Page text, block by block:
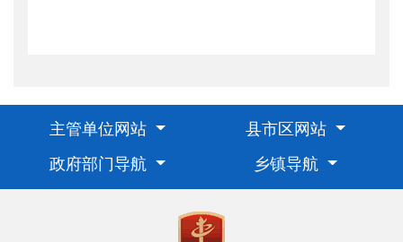
主管单位网站
县市区网站
政府部门导航
乡镇导航